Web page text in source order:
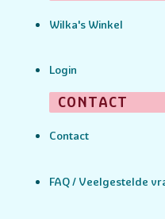
Wilka's Winkel
Login
CONTACT
Contact
FAQ / Veelgestelde